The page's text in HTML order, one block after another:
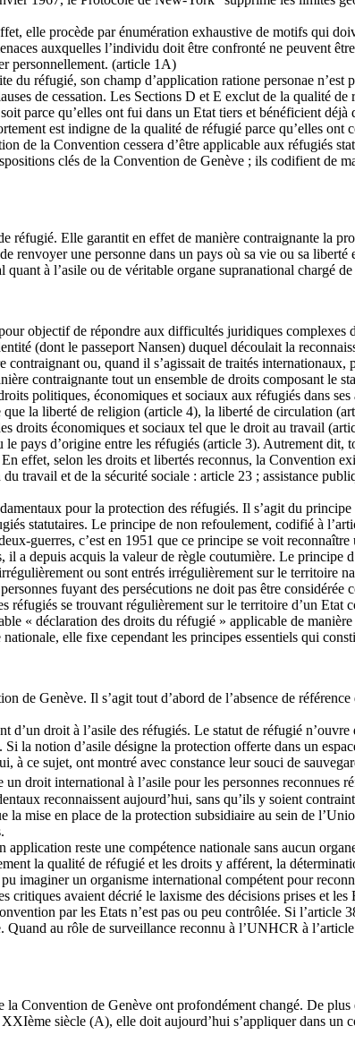
elle procède par énumération exhaustive de motifs qui
auxquelles l’individu doit être confronté ne peuvent
personnellement. (article 1A)
réfugié, son champ d’application ratione personae
de cessation. Les Sections D et E exclut de la qualité
parce qu’elles ont fui dans un Etat tiers et bénéficient
est indigne de la qualité de réfugié parce qu’elles ont
de la Convention cessera d’être applicable aux réfugiés
clés de la Convention de Genève ; ils codifient de
réfugié. Elle garantit en effet de manière contraignante la
renvoyer une personne dans un pays où sa vie ou sa
quant à l’asile ou de véritable organe supranational chargé
objectif de répondre aux difficultés juridiques
(dont le passeport Nansen) duquel découlait la
contraignant ou, quand il s’agissait de traités internationaux,
contraignante tout un ensemble de droits composant le
politiques, économiques et sociaux aux réfugiés dans
la liberté de religion (article 4), la liberté de circulation
droits économiques et sociaux tel que le droit au travail
pays d’origine entre les réfugiés (article 3). Autrement dit,
effet, selon les droits et libertés reconnus, la Convention
travail et de la sécurité sociale : article 23 ; assistance
pour la protection des réfugiés. Il s’agit du
statutaires. Le principe de non refoulement, codifié à
guerres, c’est en 1951 que ce principe se voit
il a depuis acquis la valeur de règle coutumière. Le
ou sont entrés irrégulièrement sur le territoire
fuyant des persécutions ne doit pas être
réfugiés se trouvant régulièrement sur le territoire d’un Etat
« déclaration des droits du réfugié » applicable de
elle fixe cependant les principes essentiels qui
de Genève. Il s’agit tout d’abord de l’absence de
droit à l’asile des réfugiés. Le statut de réfugié
la notion d’asile désigne la protection offerte dans un
à ce sujet, ont montré avec constance leur souci de
droit international à l’asile pour les personnes reconnues
reconnaissent aujourd’hui, sans qu’ils y soient
mise en place de la protection subsidiaire au sein de
reste une compétence nationale sans aucun
la qualité de réfugié et les droits y afférent, la
imaginer un organisme international compétent pour
critiques avaient décrié le laxisme des décisions prises et
par les Etats n’est pas ou peu contrôlée. Si
Quand au rôle de surveillance reconnu à l’UNHCR à
Convention de Genève ont profondément changé. De
siècle (A), elle doit aujourd’hui s’appliquer dans